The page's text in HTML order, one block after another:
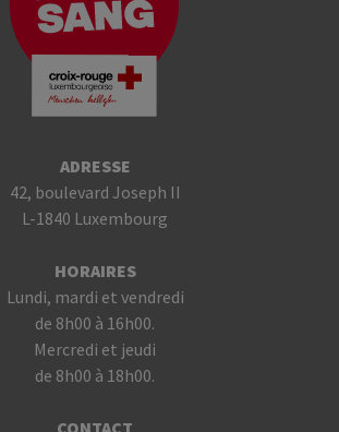
ADRESSE
42, boulevard Joseph II
L-1840 Luxembourg
HORAIRES
Lundi, mardi et vendredi
de 8h00 à 16h00.
Mercredi et jeudi
de 8h00 à 18h00.